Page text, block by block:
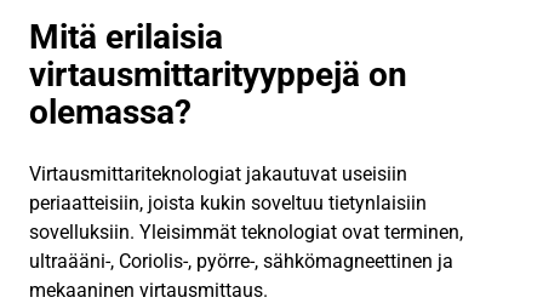
Mitä erilaisia
virtausmittarityyppejä on
olemassa?
Virtausmittariteknologiat jakautuvat useisiin
periaatteisiin, joista kukin soveltuu tietynlaisiin
sovelluksiin. Yleisimmät teknologiat ovat terminen,
ultraääni-, Coriolis-, pyörre-, sähkömagneettinen ja
mekaaninen virtausmittaus.